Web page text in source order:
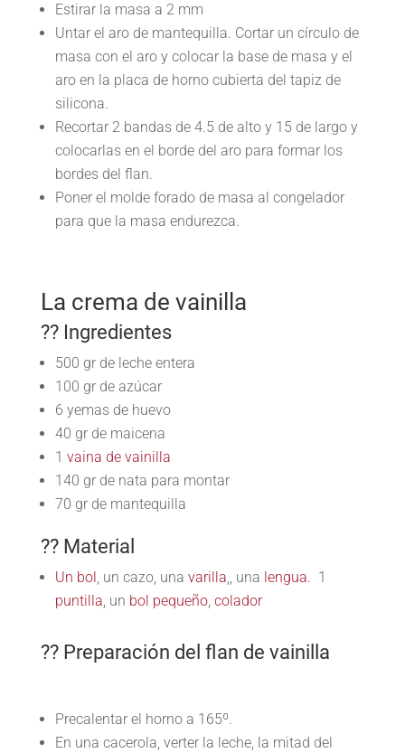
Estirar la masa a 2 mm
Untar el aro de mantequilla. Cortar un círculo de
masa con el aro y colocar la base de masa y el
aro en la placa de horno cubierta del tapiz de
silicona.
Recortar 2 bandas de 4.5 de alto y 15 de largo y
colocarlas en el borde del aro para formar los
bordes del flan.
Poner el molde forado de masa al congelador
para que la masa endurezca.
La crema de vainilla
?? Ingredientes
500 gr de leche entera
100 gr de azúcar
6 yemas de huevo
40 gr de maicena
1 vaina de vainilla
140 gr de nata para montar
70 gr de mantequilla
?? Material
Un bol , un cazo, una varilla,, una lengua. 1
puntilla, un bol pequeño, colador
?? Preparación del flan de vainilla
Precalentar el horno a 165º.
En una cacerola, verter la leche, la mitad del